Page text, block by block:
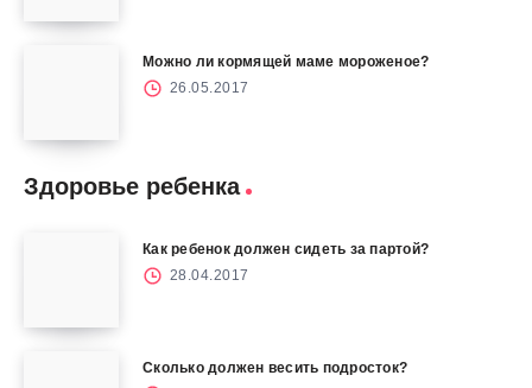
Можно ли кормящей маме мороженое?
26.05.2017
Здоровье ребенка
Как ребенок должен сидеть за партой?
28.04.2017
Сколько должен весить подросток?